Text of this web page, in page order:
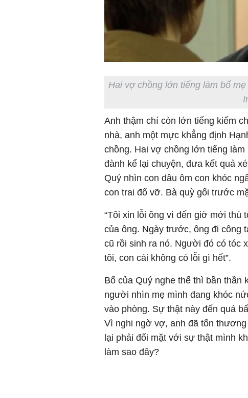
Hai vợ chồng lớn tiếng làm bố
Anh thậm chí còn lớn tiếng kiếm
nhà, anh một mực khẳng định
chồng. Hai vợ chồng lớn tiếng
đành kể lại chuyện, đưa kết quả
Quý nhìn con dâu ôm con khóc
con trai đổ vỡ. Bà quỳ gối trước
“Tôi xin lỗi ông vì đến giờ mới thú
của ông. Ngày trước, ông đi công
cũ rồi sinh ra nó. Người đó có tóc
tôi, con cái không có lỗi gì hết”.
Bố của Quý nghe thế thì bần thần
người nhìn mẹ mình đang khóc
vào phòng. Sự thật này đến quá
Vì nghi ngờ vợ, anh đã tổn
lại phải đối mặt với sự thật mình
làm sao đây?